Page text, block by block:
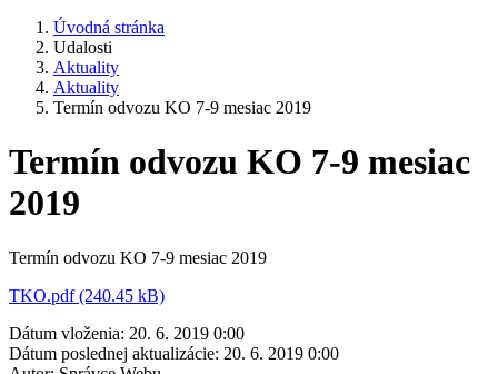
Úvodná stránka
Udalosti
Aktuality
Aktuality
Termín odvozu KO 7-9 mesiac 2019
Termín odvozu KO 7-9 mesiac
2019
Termín odvozu KO 7-9 mesiac 2019
TKO.pdf (240.45 kB)
Dátum vloženia: 20. 6. 2019 0:00
Dátum poslednej aktualizácie: 20. 6. 2019 0:00